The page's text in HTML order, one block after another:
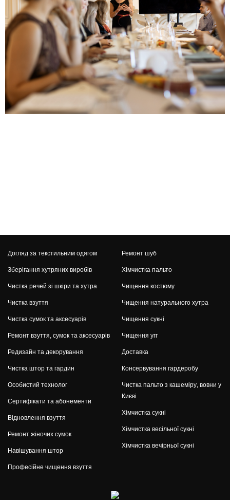
Догляд за текстильним одягом
Зберігання хутряних виробів
Чистка речей зі шкіри та хутра
Чистка взуття
Чистка сумок та аксесуарів
Ремонт взуття, сумок та аксесуарів
Редизайн та декорування
Чистка штор та гардин
Особистий технолог
Сертифікати та абонементи
Відновлення взуття
Ремонт жіночих сумок
Навішування штор
Професійне чищення взуття
Ремонт шуб
Хімчистка пальто
Чищення костюму
Чищення натурального хутра
Чищення сукні
Чищення угг
Доставка
Консервування гардеробу
Чистка пальто з кашеміру, вовни у
Києві
Хімчистка сукні
Хімчистка весільної сукні
Хімчистка вечірньої сукні